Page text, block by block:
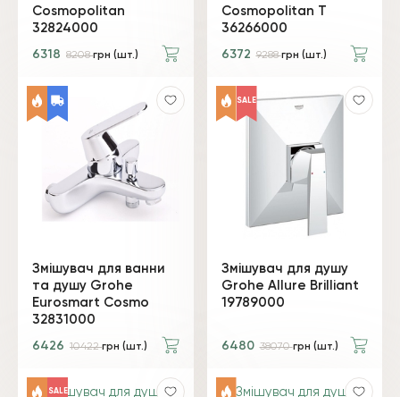
Cosmopolitan
32824000
6318 8208грн (шт.)
Cosmopolitan T
36266000
6372 9288грн (шт.)
Змішувач для ванни
та душу Grohe
Eurosmart Cosmo
32831000
6426 10422грн (шт.)
SALE
Змішувач для душу
Grohe Allure Brilliant
19789000
6480 38070грн (шт.)
SALE